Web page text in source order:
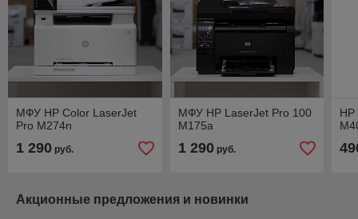
МФУ HP Color LaserJet
Pro M274n
1 290 руб.
МФУ HP LaserJet Pro 100
M175a
1 290руб.
Акционные предложения и новинки